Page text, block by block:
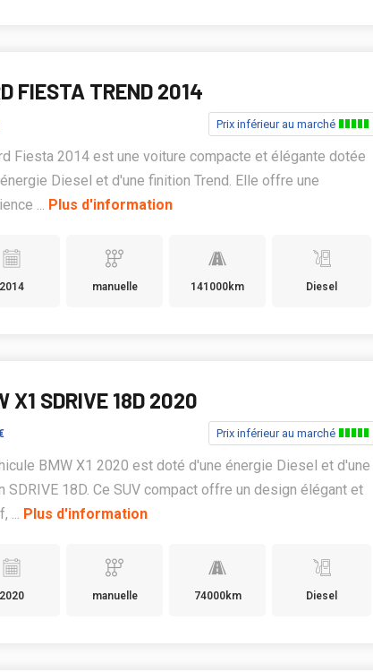
FIESTA TREND 2014
Prix inférieur au marché
Fiesta 2014 est une voiture compacte et élégante dotée
Diesel et d'une finition Trend. Elle offre une
... Plus d'information
2014 manuelle 141000km Diesel
X1 SDRIVE 18D 2020
Prix inférieur au marché
BMW X1 2020 est doté d'une énergie Diesel et d'une
SDRIVE 18D. Ce SUV compact offre un design élégant et
... Plus d'information
2020 manuelle 74000km Diesel